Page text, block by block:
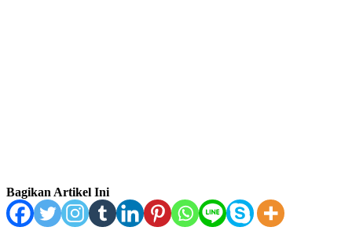
Bagikan Artikel Ini